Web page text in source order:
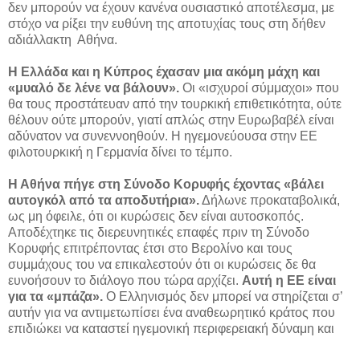
δεν μπορούν να έχουν κανένα ουσιαστικό αποτέλεσμα, με
στόχο να ρίξει την ευθύνη της αποτυχίας τους στη δήθεν
αδιάλλακτη Αθήνα.
Η Ελλάδα και η Κύπρος έχασαν μια ακόμη μάχη και
«μυαλό δε λένε να βάλουν». Οι «ισχυροί σύμμαχοι» που
θα τους προστάτευαν από την τουρκική επιθετικότητα, ούτε
θέλουν ούτε μπορούν, γιατί απλώς στην Ευρωβαβέλ είναι
αδύνατον να συνεννοηθούν. Η ηγεμονεύουσα στην ΕΕ
φιλοτουρκική η Γερμανία δίνει το τέμπο.
Η Αθήνα πήγε στη Σύνοδο Κορυφής έχοντας «βάλει
αυτογκόλ από τα αποδυτήρια».Δήλωνε προκαταβολικά,
ως μη όφειλε, ότι οι κυρώσεις δεν είναι αυτοσκοπός.
Αποδέχτηκε τις διερευνητικές επαφές πριν τη Σύνοδο
Κορυφής επιτρέποντας έτσι στο Βερολίνο και τους
συμμάχους του να επικαλεστούν ότι οι κυρώσεις δε θα
ευνοήσουν το διάλογο που τώρα αρχίζει. Αυτή η ΕΕ είναι
για τα «μπάζα». Ο Ελληνισμός δεν μπορεί να στηρίζεται σ’
αυτήν για να αντιμετωπίσει ένα αναθεωρητικό κράτος που
επιδιώκει να καταστεί ηγεμονική περιφερειακή δύναμη και